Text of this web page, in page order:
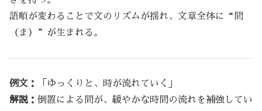
語順が変わることで文のリズムが揺れ、文章全体に“間
（ま）”が生まれる。
例文：
「ゆっくりと、時が流れていく」
解説： 倒置による間が、緩やかな時間の流れを補強してい